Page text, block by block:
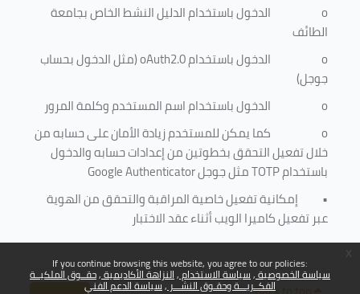
If you continue browsing this website, you agree to our policies:
سياسة الخصوصية سياسة الاستخدام النزاهة الأكاديمية حقــوق الملكيــة
الفكــريـــة وحقـوق النشـــر سياسة الدعم الفني
o
الدخول باستخدام الدليل النشط الخاص بجامعة
الطائف
o
الدخول باستخدامoAuth2.0(مثل الدخول بحساب
جوجل)
o
الدخول باستخدام اسم المستخدم وكلمة المرور
o
كما يمكن للمستخدم زيادة الأمان على حسابه من
خلال تفعيل التحقق بخطوتين من إعدادات حسابه والدخول
باستخدامTOTPمثل جوجلGoogle Authenticator
• إمكانية تفعيل خاصية المراقبة والتحقق من الهوية
عبر تفعيل كاميرا الويب أثناء عقد الاختبار